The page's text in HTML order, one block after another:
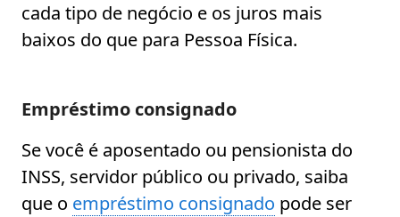
cada tipo de negócio e os juros mais
baixos do que para Pessoa Física.
Empréstimo consignado
Se você é aposentado ou pensionista do
INSS, servidor público ou privado, saiba
que o empréstimo consignado pode ser